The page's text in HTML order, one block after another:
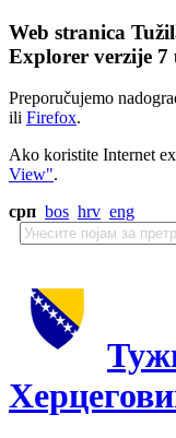
Web stranica
Explorer verzije 7
Preporučujemo
ili Firefox.
Ako koristite Internet
View".
срп bos hrv eng